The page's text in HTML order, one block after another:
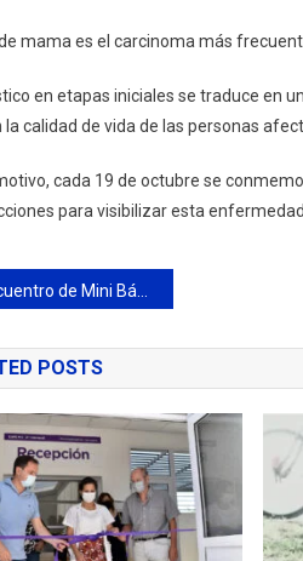
mama es el carcinoma más
en etapas iniciales se traduce en
calidad de vida de las personas
cada 19 de octubre se
para visibilizar esta
Básquet del Club Ciudad de Campana volvió a ser un éxito
POSTS